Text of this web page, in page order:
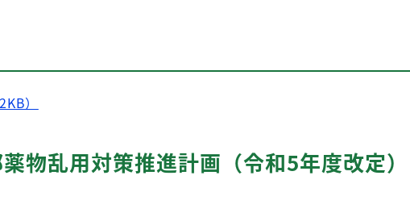
）
薬物乱用対策推進計画（令和5年度改定